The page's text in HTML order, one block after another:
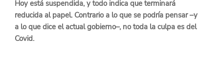
Hoy está suspendida, y todo indica que terminará
reducida al papel. Contrario a lo que se podría pensar –y
a lo que dice el actual gobierno–, no toda la culpa es del
Covid.